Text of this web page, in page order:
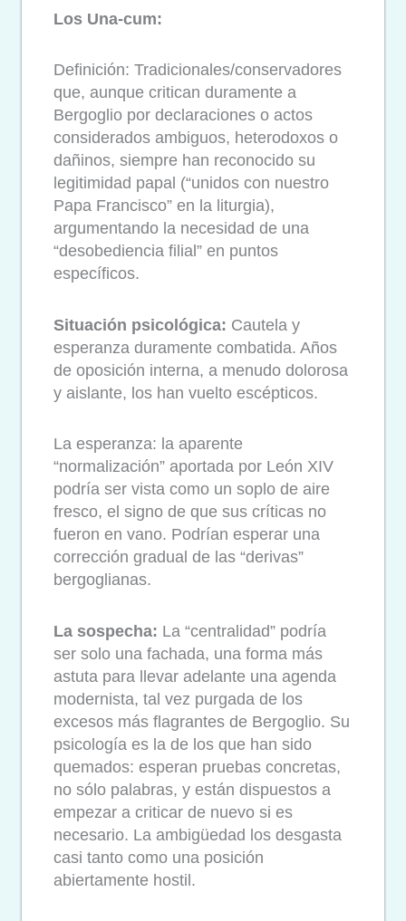
Los Una-cum:
Definición: Tradicionales/conservadores
que, aunque critican duramente a
Bergoglio por declaraciones o actos
considerados ambiguos, heterodoxos o
dañinos, siempre han reconocido su
legitimidad papal (“unidos con nuestro
Papa Francisco” en la liturgia),
argumentando la necesidad de una
“desobediencia filial” en puntos
específicos.
Situación psicológica: Cautela y
esperanza duramente combatida. Años
de oposición interna, a menudo dolorosa
y aislante, los han vuelto escépticos.
La esperanza: la aparente
“normalización” aportada por León XIV
podría ser vista como un soplo de aire
fresco, el signo de que sus críticas no
fueron en vano. Podrían esperar una
corrección gradual de las “derivas”
bergoglianas.
La sospecha: La “centralidad” podría
ser solo una fachada, una forma más
astuta para llevar adelante una agenda
modernista, tal vez purgada de los
excesos más flagrantes de Bergoglio. Su
psicología es la de los que han sido
quemados: esperan pruebas concretas,
no sólo palabras, y están dispuestos a
empezar a criticar de nuevo si es
necesario. La ambigüedad los desgasta
casi tanto como una posición
abiertamente hostil.